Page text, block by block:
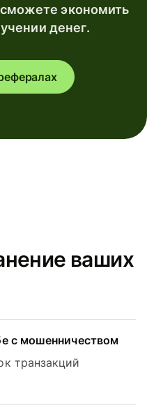
экономить
денег.
ваших
с мошенничеством
транзакций